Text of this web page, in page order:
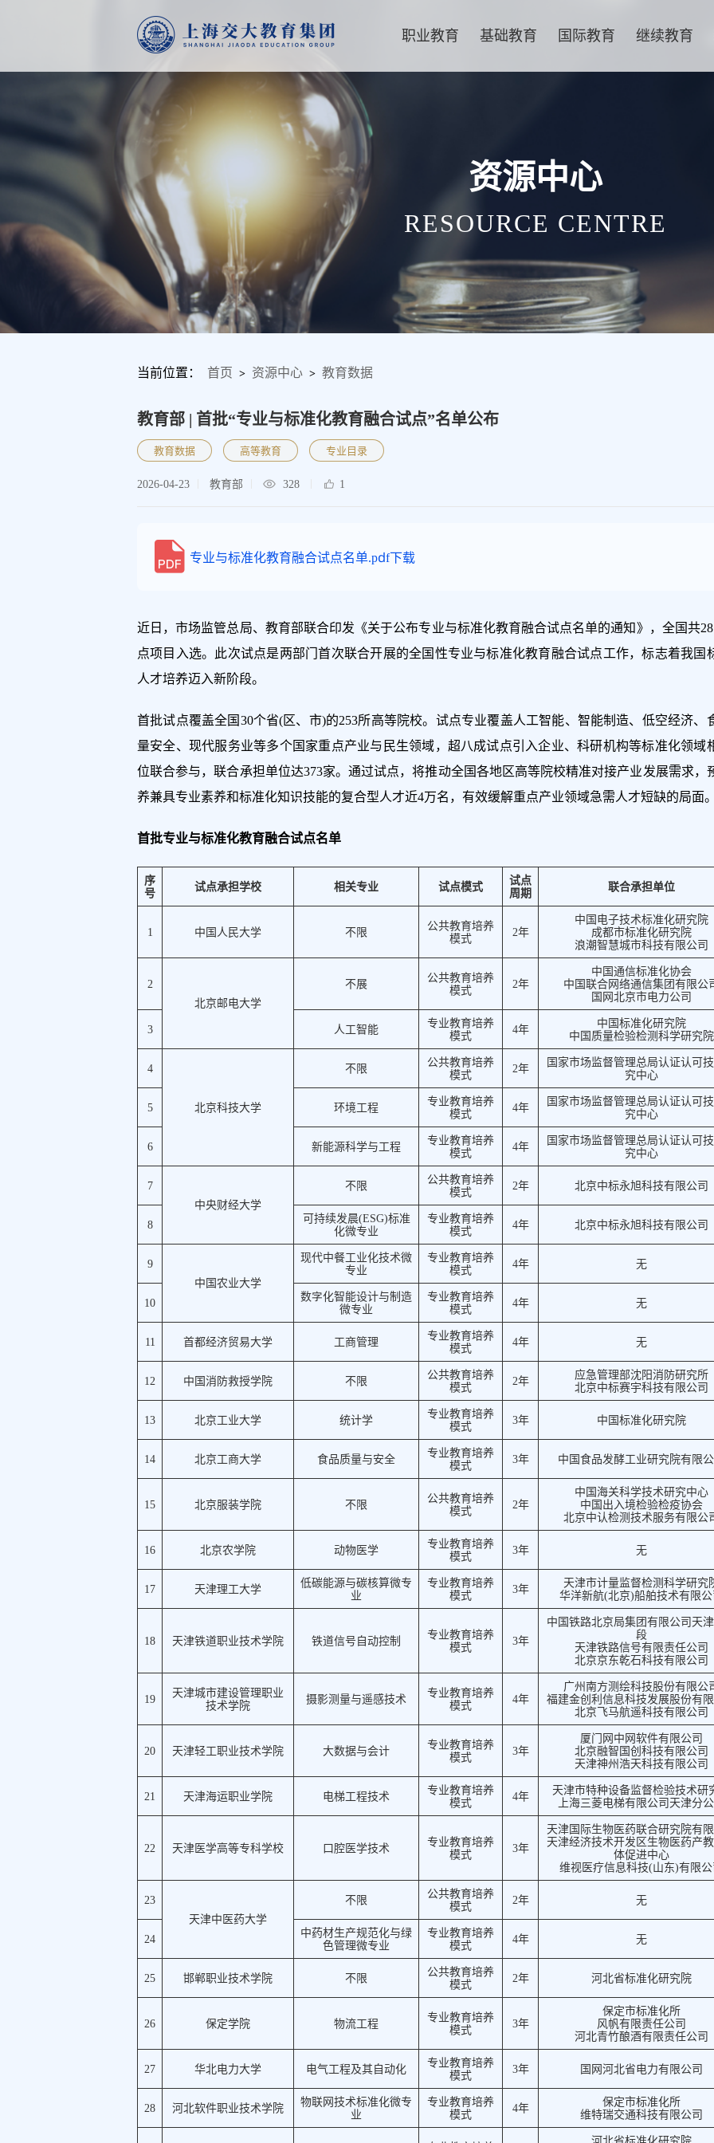
职业教育 基础教育 国际教育 继续教育
资源中心
RESOURCE CENTRE
当前位置： 首页 > 资源中心 > 教育数据
教育部 | 首批“专业与标准化教育融合试点”名单公布
教育数据 高等教育 专业目录
2026-04-23 教育部 328 1
专业与标准化教育融合试点名单.pdf下载
近日，市场监管总局、教育部联合印发《关于公布专业与标准化教育融合试点名单的通知》，全国共
点项目入选。此次试点是两部门首次联合开展的全国性专业与标准化教育融合试点工作，标志着我国
人才培养迈入新阶段。
首批试点覆盖全国30个省(区、市)的253所高等院校。试点专业覆盖人工智能、智能制造、低空经济、
量安全、现代服务业等多个国家重点产业与民生领域，超八成试点引入企业、科研机构等标准化领域
位联合参与，联合承担单位达373家。通过试点，将推动全国各地区高等院校精准对接产业发展需求，
养兼具专业素养和标准化知识技能的复合型人才近4万名，有效缓解重点产业领域急需人才短缺的局面。
首批专业与标准化教育融合试点名单
序
号
试点承担学校 相关专业 试点模式
试点
周期
联合承担单位
1 中国人民大学 不限
公共教育培养
模式
2年
中国电子技术标准化研究院
成都市标准化研究院
浪潮智慧城市科技有限公司
2
北京邮电大学
不展
公共教育培养
模式
2年
中国通信标准化协会
中国联合网络通信集团有限公
国网北京市电力公司
3 人工智能
专业教育培养
模式
4年
中国标准化研究院
中国质量检验检测科学研究院
4
北京科技大学
不限
公共教育培养
模式
2年
国家市场监督管理总局认证认可
究中心
5 环境工程
专业教育培养
模式
4年
国家市场监督管理总局认证认可
究中心
6 新能源科学与工程
专业教育培养
模式
4年
国家市场监督管理总局认证认可
究中心
7
中央财经大学
不限
公共教育培养
模式
2年 北京中标永旭科技有限公司
8
可持续发晨(ESG)标准
化微专业
专业教育培养
模式
4年 北京中标永旭科技有限公司
9
中国农业大学
现代中餐工业化技术微
专业
专业教育培养
模式
4年 无
10
数字化智能设计与制造
微专业
专业教育培养
模式
4年 无
11 首都经济贸易大学 工商管理
专业教育培养
模式
4年 无
12 中国消防救授学院 不限
公共教育培养
模式
2年
应急管理部沈阳消防研究所
北京中标赛宇科技有限公司
13 北京工业大学 统计学
专业教育培养
模式
3年 中国标准化研究院
14 北京工商大学 食品质量与安全
专业教育培养
模式
3年 中国食品发酵工业研究院有限
15 北京服装学院 不限
公共教育培养
模式
2年
中国海关科学技术研究中心
中国出入境检验检疫协会
北京中认检测技术服务有限公
16 北京农学院 动物医学
专业教育培养
模式
3年 无
17 天津理工大学
低碳能源与碳核算微专
业
专业教育培养
模式
3年
天津市计量监督检测科学研究
华洋新航(北京)船舶技术有限
18 天津铁道职业技术学院 铁道信号自动控制
专业教育培养
模式
3年
中国铁路北京局集团有限公司天
段
天津铁路信号有限责任公司
北京京东乾石科技有限公司
19
天津城市建设管理职业
技术学院
摄影测量与遥感技术
专业教育培养
模式
4年
广州南方测绘科技股份有限公
福建金创利信息科技发展股份有
北京飞马航遥科技有限公司
20 天津轻工职业技术学院 大数据与会计
专业教育培养
模式
3年
厦门网中网软件有限公司
北京融智国创科技有限公司
天津神州浩天科技有限公司
21 天津海运职业学院 电梯工程技术
专业教育培养
模式
4年
天津市特种设备监督检验技术研
上海三菱电梯有限公司天津分
22 天津医学高等专科学校 口腔医学技术
专业教育培养
模式
3年
天津国际生物医药联合研究院有
天津经济技术开发区生物医药产
体促进中心
维视医疗信息科技(山东)有限
23
天津中医药大学
不限
公共教育培养
模式
2年 无
24
中药材生产规范化与绿
色管理微专业
专业教育培养
模式
4年 无
25 邯郸职业技术学院 不限
公共教育培养
模式
2年 河北省标准化研究院
26 保定学院 物流工程
专业教育培养
模式
3年
保定市标准化所
风帆有限责任公司
河北青竹酿酒有限责任公司
27 华北电力大学 电气工程及其自动化
专业教育培养
模式
3年 国网河北省电力有限公司
28 河北软件职业技术学院
物联网技术标准化微专
业
专业教育培养
模式
4年
保定市标准化所
维特瑞交通科技有限公司